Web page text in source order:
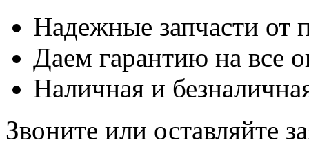
Надежные запчасти от
Даем гарантию на все
Наличная и
Звоните или оставляйте